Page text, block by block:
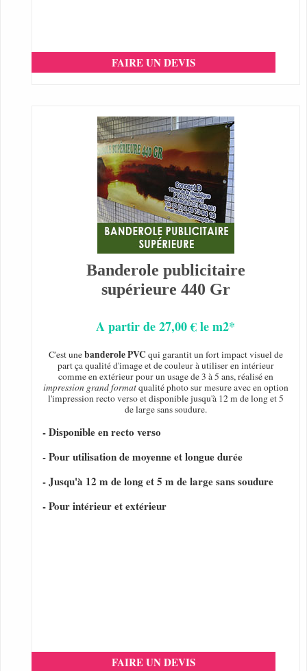
FAIRE UN DEVIS
Banderole publicitaire
supérieure 440 Gr
A partir de 27,00 € le m2*
C'est unebanderole PVC qui garantit un fort impact visuel de
part ça qualité d'image et de couleur à utiliser en intérieur
comme en extérieur pour un usage de 3 à 5 ans, réalisé en
impression grand formatqualité photo sur mesure avec en option
l'impression recto verso et disponible jusqu'à 12 m de long et 5
de large sans soudure.
- Disponible en recto verso
- Pour utilisation de moyenne et longue durée
- Jusqu'à 12 m de long et 5 m de large sans soudure
- Pour intérieur et extérieur
FAIRE UN DEVIS